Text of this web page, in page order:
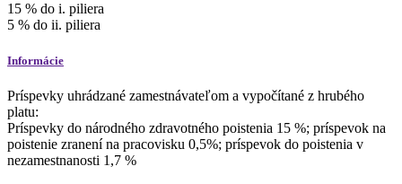
15 % do i. piliera
5 % do ii. piliera
Informácie
Príspevky uhrádzané zamestnávateľom a vypočítané z hrubého
platu:
Príspevky do národného zdravotného poistenia 15 %; príspevok na
poistenie zranení na pracovisku 0,5%; príspevok do poistenia v
nezamestnanosti 1,7 %